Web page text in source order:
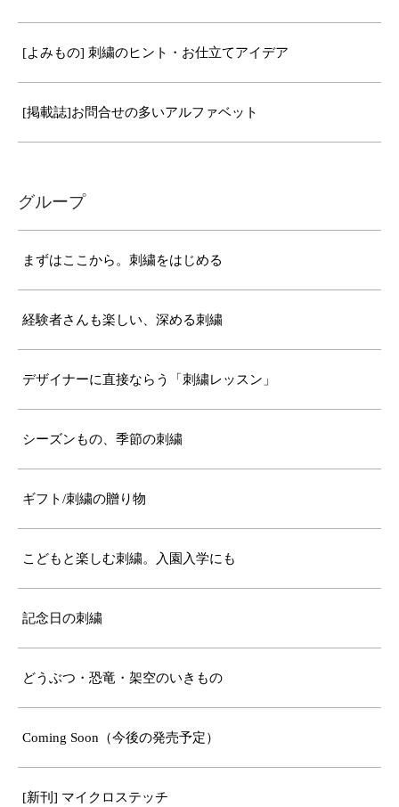
[よみもの] 刺繍のヒント・お仕立てアイデア
[掲載誌]お問合せの多いアルファベット
グループ
まずはここから。刺繍をはじめる
経験者さんも楽しい、深める刺繍
デザイナーに直接ならう「刺繍レッスン」
シーズンもの、季節の刺繍
ギフト/刺繍の贈り物
こどもと楽しむ刺繍。入園入学にも
記念日の刺繍
どうぶつ・恐竜・架空のいきもの
Coming Soon（今後の発売予定）
[新刊] マイクロステッチ